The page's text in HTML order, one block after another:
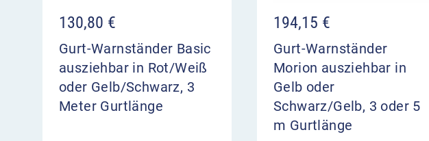
130,80 €
Gurt-Warnständer Basic
ausziehbar in Rot/Weiß
oder Gelb/Schwarz, 3
Meter Gurtlänge
194,15 €
Gurt-Warnständer
Morion ausziehbar in
Gelb oder
Schwarz/Gelb, 3 oder 5
m Gurtlänge